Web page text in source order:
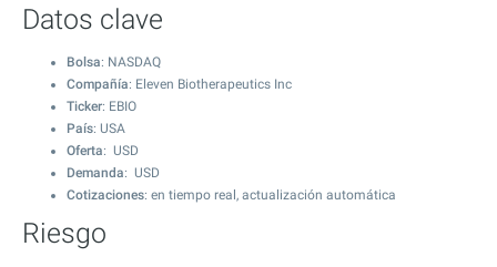
Datos clave
Bolsa: NASDAQ
Compañía: Eleven Biotherapeutics Inc
Ticker: EBIO
País: USA
Oferta: USD
Demanda: USD
Cotizaciones: en tiempo real, actualización automática
Riesgo